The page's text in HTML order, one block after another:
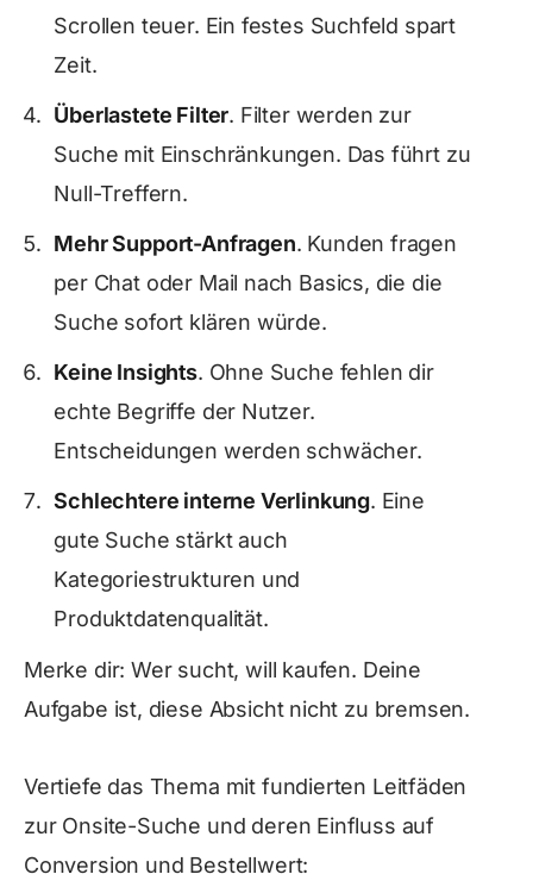
Scrollen teuer. Ein festes Suchfeld spart
Zeit.
Überlastete Filter. Filter werden zur
Suche mit Einschränkungen. Das führt zu
Null-Treffern.
Mehr Support-Anfragen. Kunden fragen
per Chat oder Mail nach Basics, die die
Suche sofort klären würde.
Keine Insights. Ohne Suche fehlen dir
echte Begriffe der Nutzer.
Entscheidungen werden schwächer.
Schlechtere interne Verlinkung. Eine
gute Suche stärkt auch
Kategoriestrukturen und
Produktdatenqualität.
Merke dir: Wer sucht, will kaufen. Deine
Aufgabe ist, diese Absicht nicht zu bremsen.
Vertiefe das Thema mit fundierten Leitfäden
zur Onsite-Suche und deren Einfluss auf
Conversion und Bestellwert: